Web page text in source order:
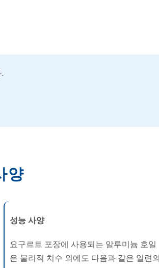
양
성능 사양
요구르트 포장에 사용되는 알루미늄 호일
은 물리적 치수 외에도 다음과 같은 일련의